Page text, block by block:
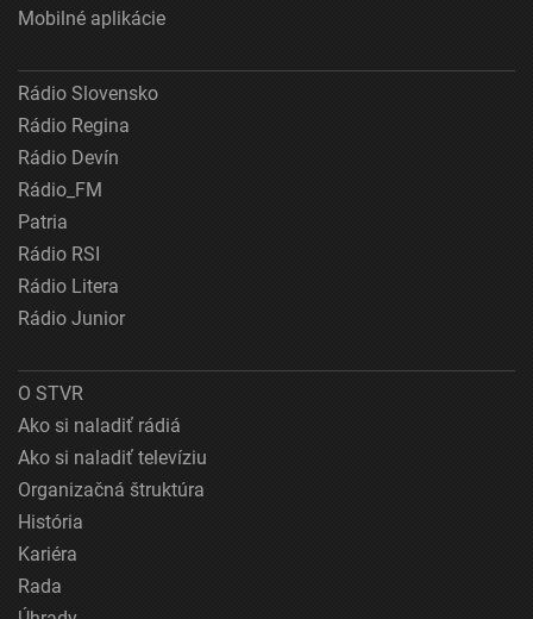
Mobilné aplikácie
Rádio Slovensko
Rádio Regina
Rádio Devín
Rádio_FM
Patria
Rádio RSI
Rádio Litera
Rádio Junior
O STVR
Ako si naladiť rádiá
Ako si naladiť televíziu
Organizačná štruktúra
História
Kariéra
Rada